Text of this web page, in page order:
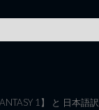
1】 と 日本語訳